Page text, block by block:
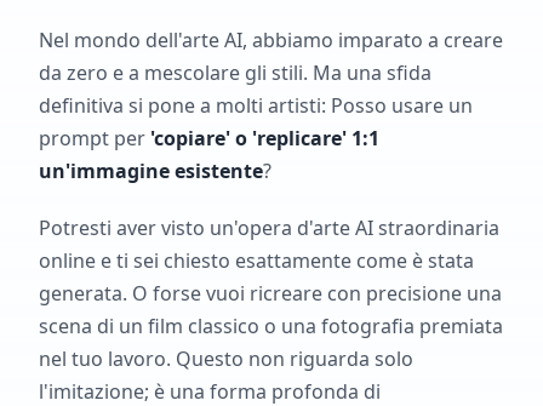
Nel mondo dell'arte AI, abbiamo imparato a creare
da zero e a mescolare gli stili. Ma una sfida
definitiva si pone a molti artisti: Posso usare un
prompt per 'copiare' o 'replicare' 1:1
un'immagine esistente?
Potresti aver visto un'opera d'arte AI straordinaria
online e ti sei chiesto esattamente come è stata
generata. O forse vuoi ricreare con precisione una
scena di un film classico o una fotografia premiata
nel tuo lavoro. Questo non riguarda solo
l'imitazione; è una forma profonda di